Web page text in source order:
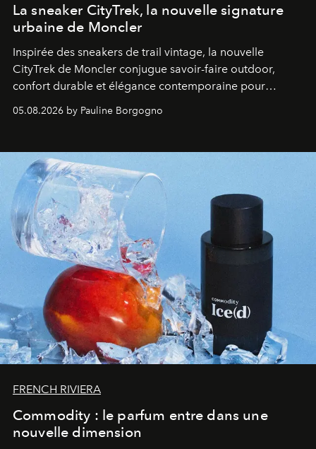
La sneaker CityTrek, la nouvelle signature
urbaine de Moncler
Inspirée des sneakers de trail vintage, la nouvelle
CityTrek de Moncler conjugue savoir-faire outdoor,
confort durable et élégance contemporaine pour
05.08.2026 by Pauline Borgogno
FRENCH RIVIERA
Commodity : le parfum entre dans une
nouvelle dimension